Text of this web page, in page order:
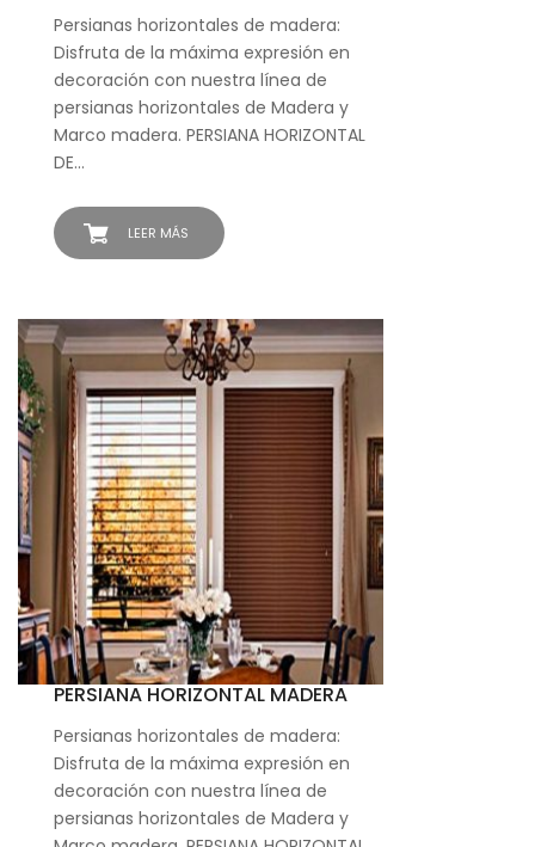
LEER MÁS
Persianas horizontales de madera:
Disfruta de la máxima expresión en
decoración con nuestra línea de
persianas horizontales de Madera y
Marco madera. PERSIANA HORIZONTAL
DE…
PERSIANA HORIZONTAL MADERA
Persianas horizontales de madera:
Disfruta de la máxima expresión en
decoración con nuestra línea de
persianas horizontales de Madera y